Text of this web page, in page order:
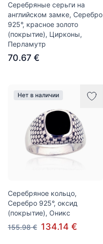
Серебряные серьги на
английском замке, Серебро
925°, красное золото
(покрытие), Цирконы,
Перламутр
70.67 €
Нет в наличии
Серебряное кольцо,
Серебро 925°, оксид
(покрытие), Оникс
155.98 € 134.14 €